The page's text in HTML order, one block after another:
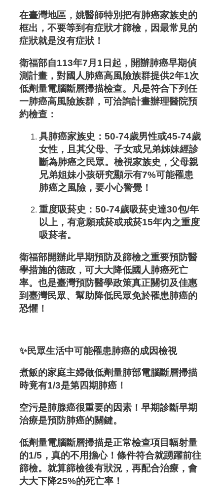
在臺灣地區，姚醫師特別把有肺癌家族史的
框出，不要等到有症狀才篩檢，因最常見的
症狀就是沒有症狀！
衛福部自113年7月1日起，開辦肺癌早期偵
測計畫，對國人肺癌高風險族群提供2年1次
低劑量電腦斷層掃描檢查。
凡是符合下列任
一肺癌高風險族群，可洽詢計畫辦理醫院預
約檢查：
具肺癌家族史 ：50-74歲男性或45-74歲
女性，且其父母、子女或兄弟姊妹經診
斷為肺癌之民眾。檢視家族史，父母親
兄弟姐妹小孩研究顯示有7%可能罹患
肺癌之風險，要小心警覺！
重度吸菸史 ：50-74歲吸菸史達30包/年
以上，有意願戒菸或戒菸15年內之重度
吸菸者。
衛福部開辦此早期預防及篩檢之重要預防醫
學措施的德政，可大大降低國人肺癌死亡
率。也是臺灣預防醫學政策真正關切及佳惠
到臺灣民眾、幫助降低民眾免於罹患肺癌的
恐懼！
✨民眾生活中可能罹患肺癌的成因檢視
煮飯的家庭主婦做低劑量肺部電腦斷層掃描
時竟有1/3是第四期肺癌！
空污是肺腺癌很重要的因素！早期診斷早期
治療是預防肺癌的關鍵。
低劑量電腦斷層掃描是正常檢查項目輻射量
的1/5，真的不用擔心！條件符合就踴躍前往
篩檢。就算篩檢後有狀況，再配合治療，會
大大下降25%的死亡率！